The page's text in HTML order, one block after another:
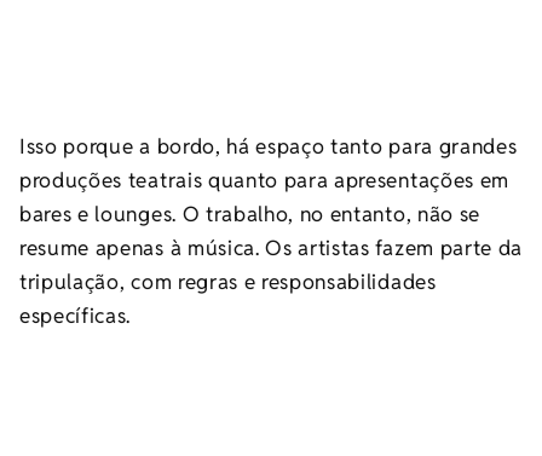
Isso porque a bordo, há espaço tanto para grandes
produções teatrais quanto para apresentações em
bares e lounges. O trabalho, no entanto, não se
resume apenas à música. Os artistas fazem parte da
tripulação, com regras e responsabilidades
específicas.